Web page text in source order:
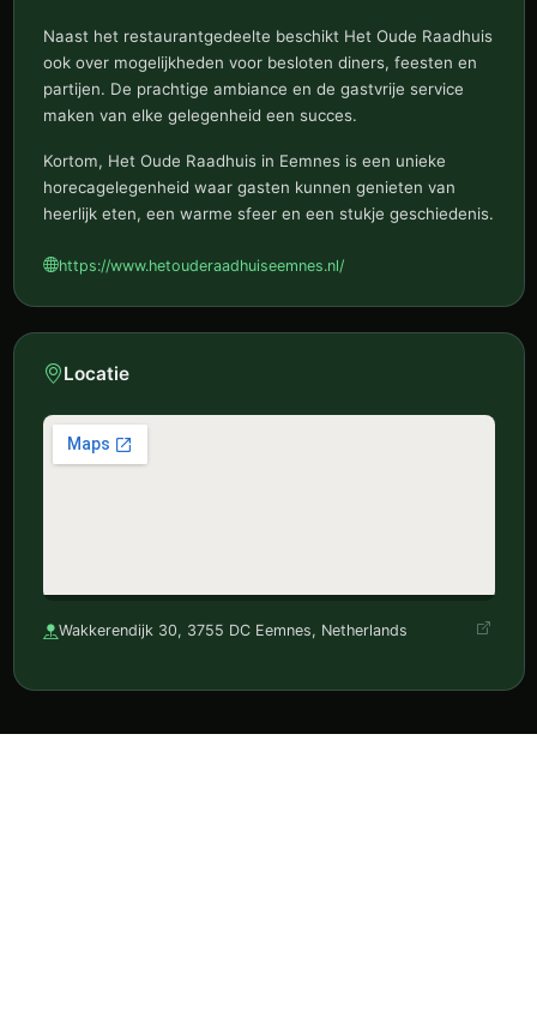
Naast het restaurantgedeelte beschikt Het Oude Raadhuis
ook over mogelijkheden voor besloten diners, feesten en
partijen. De prachtige ambiance en de gastvrije service
maken van elke gelegenheid een succes.
Kortom, Het Oude Raadhuis in Eemnes is een unieke
horecagelegenheid waar gasten kunnen genieten van
heerlijk eten, een warme sfeer en een stukje geschiedenis.
https://www.hetouderaadhuiseemnes.nl/
Locatie
Wakkerendijk 30, 3755 DC Eemnes, Netherlands